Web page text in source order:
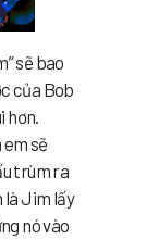
sẽ bao
của Bob
hơn.
sẽ
trùm ra
là Jim lấy
nó vào